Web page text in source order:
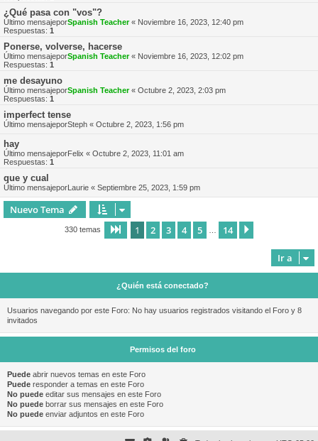
¿Qué pasa con "vos"?
Último mensajeporSpanish Teacher« Noviembre 16, 2023, 12:40 pm
Respuestas: 1
Ponerse, volverse, hacerse
Último mensajeporSpanish Teacher« Noviembre 16, 2023, 12:02 pm
Respuestas: 1
me desayuno
Último mensajeporSpanish Teacher« Octubre 2, 2023, 2:03 pm
Respuestas: 1
imperfect tense
Último mensajeporSteph « Octubre 2, 2023, 1:56 pm
hay
Último mensajeporFelix « Octubre 2, 2023, 11:01 am
Respuestas: 1
que y cual
Último mensajeporLaurie « Septiembre 25, 2023, 1:59 pm
Nuevo Tema
330 temas Página de 14
1 2 3 4 5 14
Ir a
¿Quién está conectado?
Usuarios navegando por este Foro: No hay usuarios registrados visitando el Foro y 8
invitados
Permisos del foro
Puede abrir nuevos temas en este Foro
Puede responder a temas en este Foro
No puede editar sus mensajes en este Foro
No puede borrar sus mensajes en este Foro
No puede enviar adjuntos en este Foro